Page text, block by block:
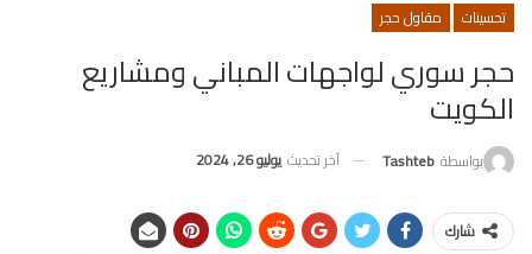
تحسينات مقاول حجر
حجر سوري لواجهات المباني ومشاريع
الكويت
بواسطة Tashteb آخر تحديث يوليو 26, 2024
شارك